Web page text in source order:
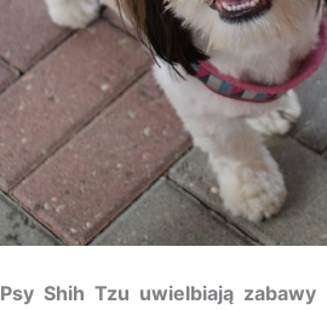
Psy Shih Tzu uwielbiają zabawy